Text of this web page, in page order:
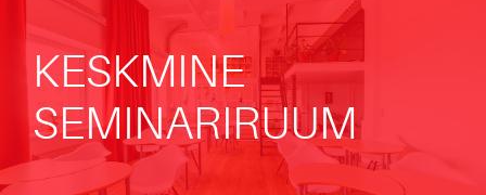
KESKMINE
SEMINARIRUUM